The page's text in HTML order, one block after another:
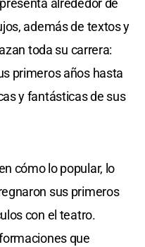
alrededor de
además de textos y
toda su carrera:
primeros años hasta
y fantásticas de sus
cómo lo popular, lo
sus primeros
con el teatro.
que